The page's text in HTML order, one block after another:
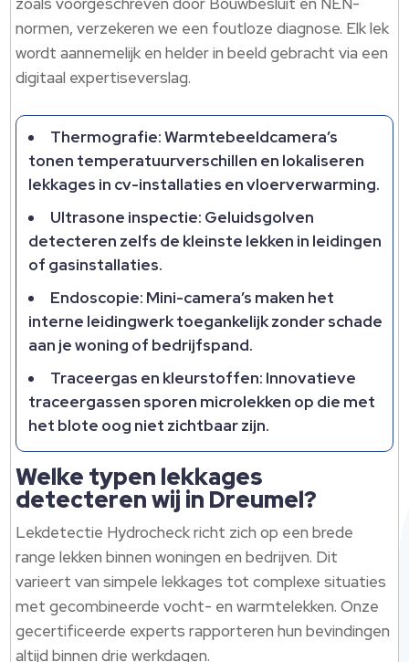
zoals voorgeschreven door Bouwbesluit en NEN-
normen, verzekeren we een foutloze diagnose.​ Elk lek
wordt aannemelijk en helder in beeld gebracht via een
digitaal expertiseverslag.​
Thermografie: Warmtebeeldcamera’s
tonen temperatuurverschillen en lokaliseren
lekkages in cv-installaties en vloerverwarming.​
Ultrasone inspectie: Geluidsgolven
detecteren zelfs de kleinste lekken in leidingen
of gasinstallaties.​
Endoscopie: Mini-camera’s maken het
interne leidingwerk toegankelijk zonder schade
aan je woning of bedrijfspand.​
Traceergas en kleurstoffen: Innovatieve
traceergassen sporen microlekken op die met
het blote oog niet zichtbaar zijn.​
Welke typen lekkages
detecteren wij in Dreumel?
Lekdetectie Hydrocheck richt zich op een brede
range lekken binnen woningen en bedrijven.​ Dit
varieert van simpele lekkages tot complexe situaties
met gecombineerde vocht- en warmtelekken.​ Onze
gecertificeerde experts rapporteren hun bevindingen
altijd binnen drie werkdagen.​